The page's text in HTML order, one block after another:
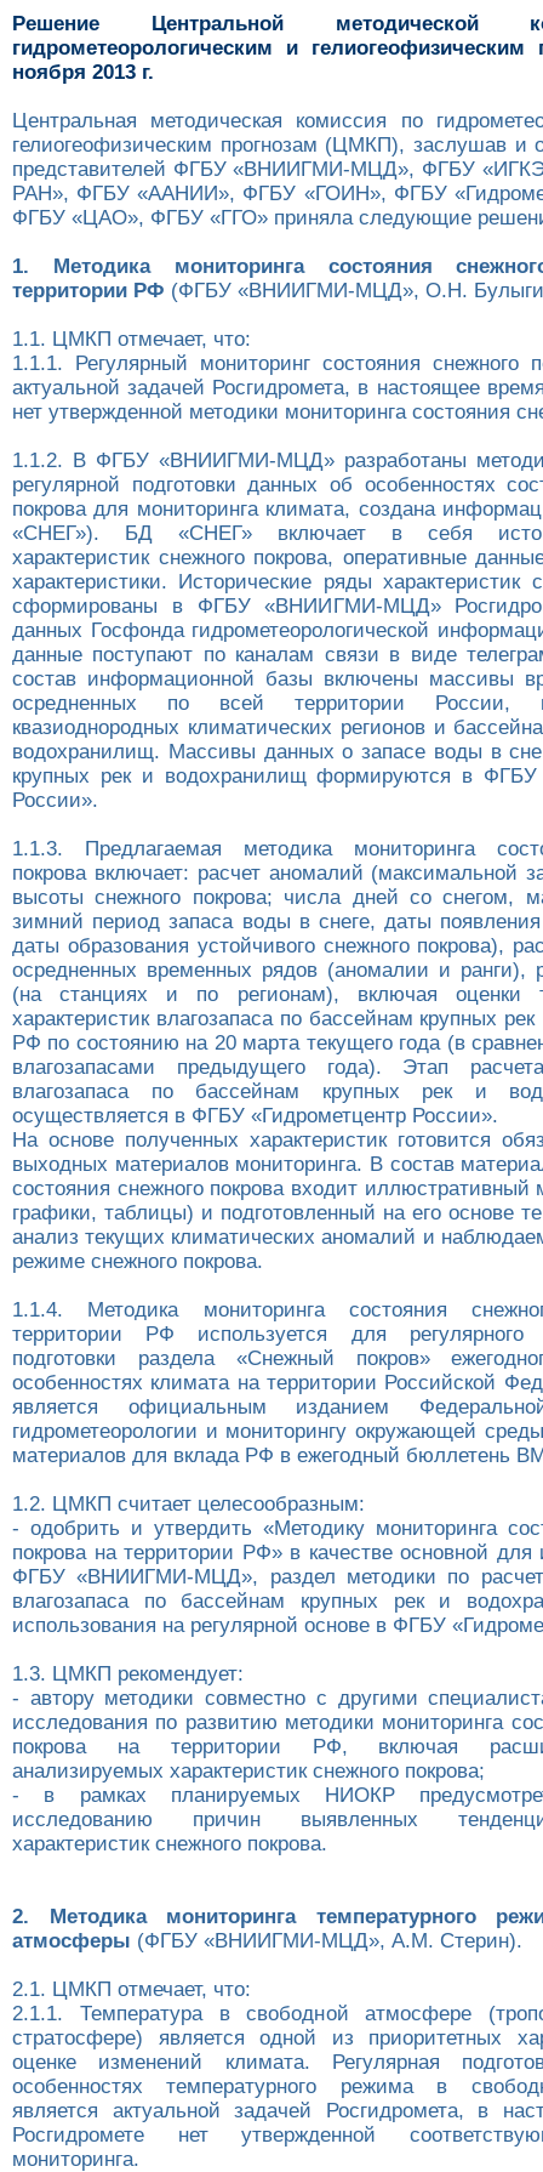
Решение Центральной методической
гидрометеорологическим и гелиогеофизическим
ноября 2013 г.
Центральная методическая комиссия по
гелиогеофизическим прогнозам (ЦМКП), заслушав и
представителей ФГБУ «ВНИИГМИ-МЦД», ФГБУ «ИГКЭ
РАН», ФГБУ «ААНИИ», ФГБУ «ГОИН», ФГБУ
ФГБУ «ЦАО», ФГБУ «ГГО» приняла следующие
1. Методика мониторинга состояния
территории РФ (ФГБУ «ВНИИГМИ-МЦД», О.Н.
1.1. ЦМКП отмечает, что:
1.1.1. Регулярный мониторинг состояния снежного
актуальной задачей Росгидромета, в настоящее
нет утвержденной методики мониторинга состояния
1.1.2. В ФГБУ «ВНИИГМИ-МЦД» разработаны
регулярной подготовки данных об особенностях
покрова для мониторинга климата, создана
«СНЕГ»). БД «СНЕГ» включает в себя
характеристик снежного покрова, оперативные
характеристики. Исторические ряды характеристик
сформированы в ФГБУ «ВНИИГМИ-МЦД»
данных Госфонда гидрометеорологической
данные поступают по каналам связи в виде
состав информационной базы включены массивы
осредненных по всей территории России,
квазиоднородных климатических регионов и
водохранилищ. Массивы данных о запасе воды в
крупных рек и водохранилищ формируются в ФГБУ
России».
1.1.3. Предлагаемая методика мониторинга
покрова включает: расчет аномалий (максимальной
высоты снежного покрова; числа дней со снегом,
зимний период запаса воды в снеге, даты появления
даты образования устойчивого снежного покрова),
осредненных временных рядов (аномалии и ранги),
(на станциях и по регионам), включая оценки
характеристик влагозапаса по бассейнам крупных
РФ по состоянию на 20 марта текущего года (в
влагозапасами предыдущего года). Этап
влагозапаса по бассейнам крупных рек и
осуществляется в ФГБУ «Гидрометцентр России».
На основе полученных характеристик готовится
выходных материалов мониторинга. В состав
состояния снежного покрова входит иллюстративный
графики, таблицы) и подготовленный на его основе
анализ текущих климатических аномалий и
режиме снежного покрова.
1.1.4. Методика мониторинга состояния
территории РФ используется для регулярного
подготовки раздела «Снежный покров»
особенностях климата на территории Российской
является официальным изданием
гидрометеорологии и мониторингу окружающей
материалов для вклада РФ в ежегодный бюллетень
1.2. ЦМКП считает целесообразным:
- одобрить и утвердить «Методику мониторинга
покрова на территории РФ» в качестве основной для
ФГБУ «ВНИИГМИ-МЦД», раздел методики по
влагозапаса по бассейнам крупных рек и
использования на регулярной основе в ФГБУ
1.3. ЦМКП рекомендует:
- автору методики совместно с другими
исследования по развитию методики мониторинга
покрова на территории РФ, включая
анализируемых характеристик снежного покрова;
- в рамках планируемых НИОКР
исследованию причин выявленных
характеристик снежного покрова.
2. Методика мониторинга температурного
атмосферы (ФГБУ «ВНИИГМИ-МЦД», А.М. Стерин).
2.1. ЦМКП отмечает, что:
2.1.1. Температура в свободной атмосфере
стратосфере) является одной из приоритетных
оценке изменений климата. Регулярная
особенностях температурного режима в
является актуальной задачей Росгидромета, в
Росгидромете нет утвержденной
мониторинга.